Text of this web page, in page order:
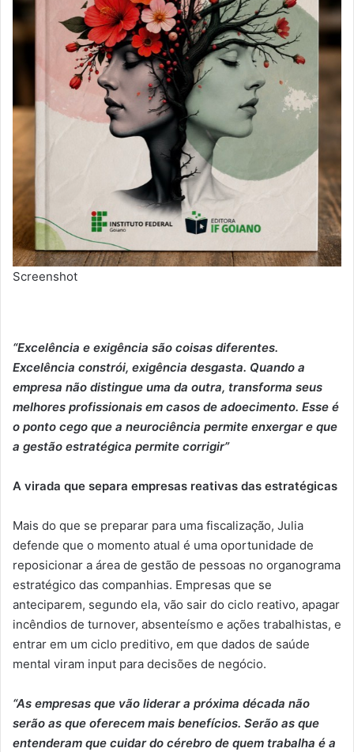
Screenshot
“Excelência e exigência são coisas diferentes.
Excelência constrói, exigência desgasta. Quando a
empresa não distingue uma da outra, transforma seus
melhores profissionais em casos de adoecimento. Esse é
o ponto cego que a neurociência permite enxergar e que
a gestão estratégica permite corrigir”
A virada que separa empresas reativas das estratégicas
Mais do que se preparar para uma fiscalização, Julia
defende que o momento atual é uma oportunidade de
reposicionar a área de gestão de pessoas no organograma
estratégico das companhias. Empresas que se
anteciparem, segundo ela, vão sair do ciclo reativo, apagar
incêndios de turnover, absenteísmo e ações trabalhistas, e
entrar em um ciclo preditivo, em que dados de saúde
mental viram input para decisões de negócio.
“As empresas que vão liderar a próxima década não
serão as que oferecem mais benefícios. Serão as que
entenderam que cuidar do cérebro de quem trabalha é a